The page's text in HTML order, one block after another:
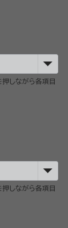
しながら各項目
しながら各項目